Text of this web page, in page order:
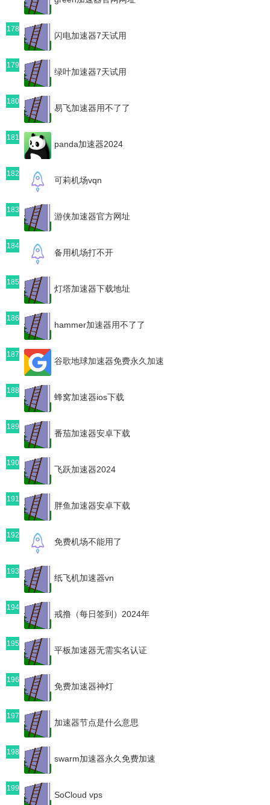
178
闪电加速器7天试用
179
绿叶加速器7天试用
180
易飞加速器用不了了
181
panda加速器2024
182
可莉机场vqn
183
游侠加速器官方网址
184
备用机场打不开
185
灯塔加速器下载地址
186
hammer加速器用不了了
187
谷歌地球加速器免费永久加速
188
蜂窝加速器ios下载
189
番茄加速器安卓下载
190
飞跃加速器2024
191
胖鱼加速器安卓下载
192
免费机场不能用了
193
纸飞机加速器vn
194
戒撸（每日签到）2024年
195
平板加速器无需实名认证
196
免费加速器神灯
197
加速器节点是什么意思
198
swarm加速器永久免费加速
199
SoCloud vps